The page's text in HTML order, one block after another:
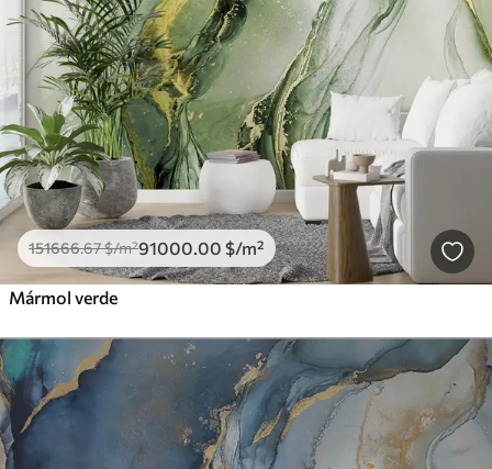
151666.67$/m²91000.00 $/m²
Mármol verde